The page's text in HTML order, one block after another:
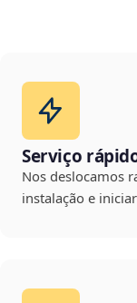
Serviço
Nos deslocamos
instalação e